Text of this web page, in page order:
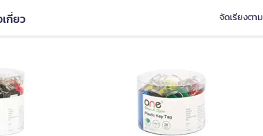
กี่ยว จัดเรียงตาม